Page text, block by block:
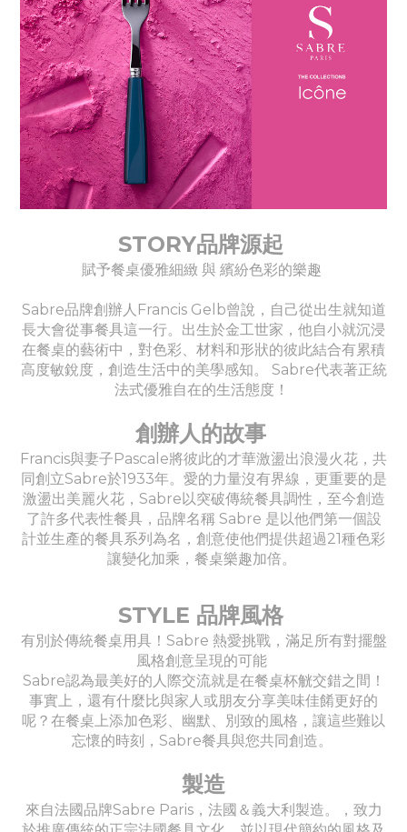
STORY品牌源起
賦予餐桌優雅細緻 與 繽紛色彩的樂趣
Sabre品牌創辦人Francis Gelb曾說，自己從出生就知道
長大會從事餐具這一行。出生於金工世家，他自小就沉浸
在餐桌的藝術中，對色彩、材料和形狀的彼此結合有累積
高度敏銳度，創造生活中的美學感知。 Sabre代表著正統
法式優雅自在的生活態度！
創辦人的故事
Francis與妻子Pascale將彼此的才華激盪出浪漫火花，共
同創立Sabre於1933年。愛的力量沒有界線，更重要的是
激盪出美麗火花，Sabre以突破傳統餐具調性，至今創造
了許多代表性餐具，品牌名稱 Sabre 是以他們第一個設
計並生產的餐具系列為名，創意使他們提供超過21種色彩
讓變化加乘，餐桌樂趣加倍。
STYLE 品牌風格
有別於傳統餐桌用具！Sabre 熱愛挑戰，滿足所有對擺盤
風格創意呈現的可能
Sabre認為最美好的人際交流就是在餐桌杯觥交錯之間！
事實上，還有什麼比與家人或朋友分享美味佳餚更好的
呢？在餐桌上添加色彩、幽默、別致的風格，讓這些難以
忘懷的時刻，Sabre餐具與您共同創造。
製造
來自法國品牌Sabre Paris，法國＆義大利製造。，致力